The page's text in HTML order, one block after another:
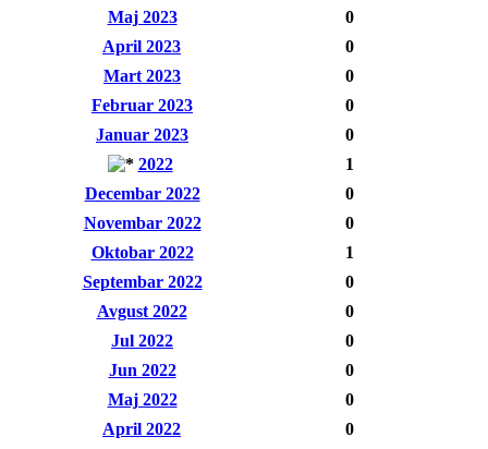
Maj 2023
0
April 2023
0
Mart 2023
0
Februar 2023
0
Januar 2023
0
2022
1
Decembar 2022
0
Novembar 2022
0
Oktobar 2022
1
Septembar 2022
0
Avgust 2022
0
Jul 2022
0
Jun 2022
0
Maj 2022
0
April 2022
0